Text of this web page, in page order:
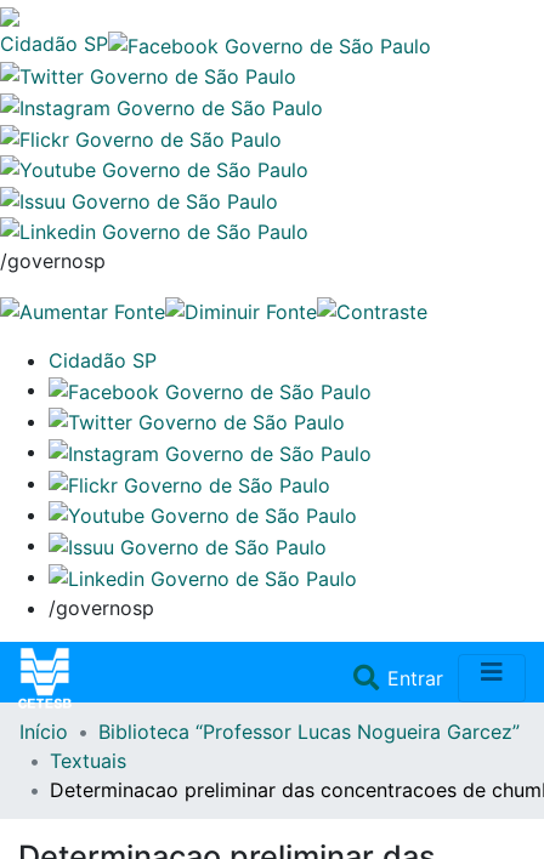
Cidadão SP
/governosp
Cidadão SP
/governosp
Entrar(current)
Home
Início
Biblioteca “Professor Lucas Nogueira Garcez”
Textuais
Determinacao preliminar das concentracoes de